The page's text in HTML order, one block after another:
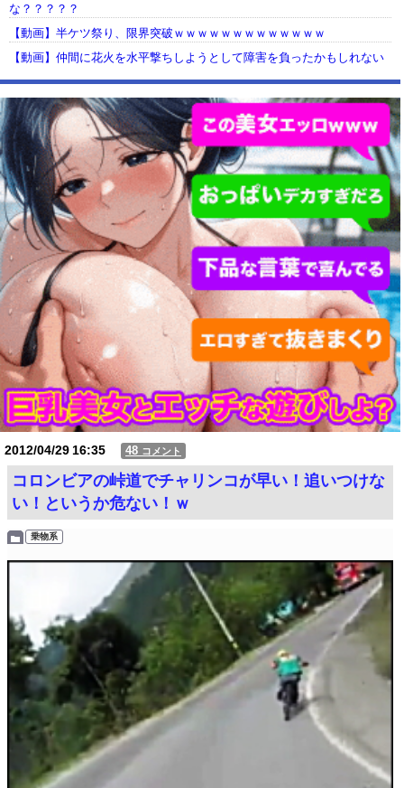
な？？？？？
【動画】半ケツ祭り、限界突破ｗｗｗｗｗｗｗｗｗｗｗｗｗ
【動画】仲間に花火を水平撃ちしようとして障害を負ったかもしれない
【動画】USJの禁止エリアに子どもたちが続々乱入 → スタッフが注意し
ても止まらない事態に
Powered by livedoor 相互RSS
2012/04/2916:35 48 コメント
コロンビアの峠道でチャリンコが早い！追いつけな
い！というか危ない！ｗ
乗物系